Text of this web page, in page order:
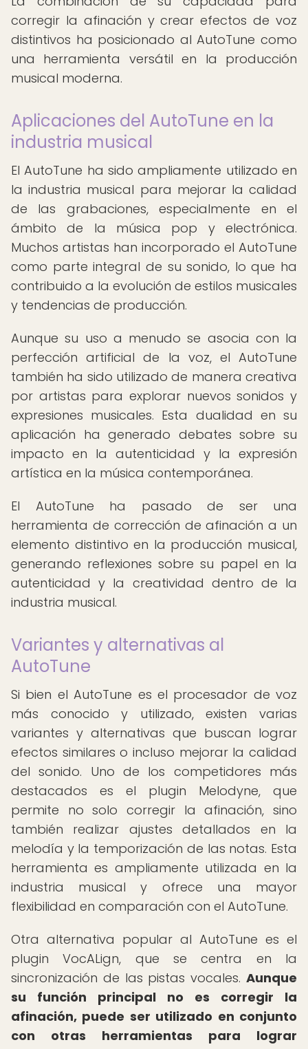
corregir la afinación y crear efectos de voz
distintivos ha posicionado al AutoTune como
una herramienta versátil en la producción
musical moderna.
Aplicaciones del AutoTune en la
industria musical
El AutoTune ha sido ampliamente utilizado en
la industria musical para mejorar la calidad
de las grabaciones, especialmente en el
ámbito de la música pop y electrónica.
Muchos artistas han incorporado el AutoTune
como parte integral de su sonido, lo que ha
contribuido a la evolución de estilos musicales
y tendencias de producción.
Aunque su uso a menudo se asocia con la
perfección artificial de la voz, el AutoTune
también ha sido utilizado de manera creativa
por artistas para explorar nuevos sonidos y
expresiones musicales. Esta dualidad en su
aplicación ha generado debates sobre su
impacto en la autenticidad y la expresión
artística en la música contemporánea.
El AutoTune ha pasado de ser una
herramienta de corrección de afinación a un
elemento distintivo en la producción musical,
generando reflexiones sobre su papel en la
autenticidad y la creatividad dentro de la
industria musical.
Variantes y alternativas al
AutoTune
Si bien el AutoTune es el procesador de voz
más conocido y utilizado, existen varias
variantes y alternativas que buscan lograr
efectos similares o incluso mejorar la calidad
del sonido. Uno de los competidores más
destacados es el plugin Melodyne, que
permite no solo corregir la afinación, sino
también realizar ajustes detallados en la
melodía y la temporización de las notas. Esta
herramienta es ampliamente utilizada en la
industria musical y ofrece una mayor
flexibilidad en comparación con el AutoTune.
Otra alternativa popular al AutoTune es el
plugin VocALign, que se centra en la
sincronización de las pistas vocales. Aunque
su función principal no es corregir la
afinación, puede ser utilizado en conjunto
con otras herramientas para lograr